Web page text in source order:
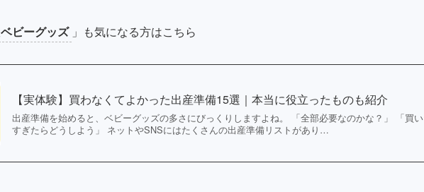
ビーグッズ 」も気になる方はこちら
【実体験】買わなくてよかった出産準備15選｜本当に役立ったものも紹介
出産準備を始めると、ベビーグッズの多さにびっくりしますよね。 「全部必要なのかな？」 「買い
すぎたらどうしよう」 ネットやSNSにはたくさんの出産準備リストがあり…